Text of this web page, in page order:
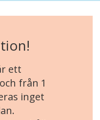
ett
från 1
inget